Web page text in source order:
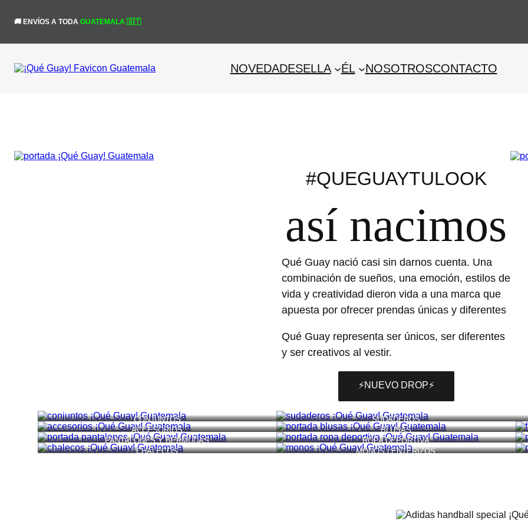
contenido
🚚 ENVÍOS A TODA GUATEMALA 🇬🇹
NOVEDADESELLA ÉL NOSOTROSCONTACTO
#QUEGUAYTULOOK
así nacimos
Qué Guay nació casi sin darnos cuenta. Una
combinación de sueños, una emoción, estilos de
vida y creatividad dieron vida a una marca que
apuesta por ofrecer prendas únicas y diferentes
Qué Guay representa ser únicos, ser diferentes
y ser creativos al vestir.
⚡️NUEVO DROP⚡️
CONJUNTOS
SUDADEROS
ACCESORIOS
BLUSAS
PANTALONES Y BERMUDAS
ROPA DEPORTIVA
CHALECOS
MONOS | ENTERIZOS